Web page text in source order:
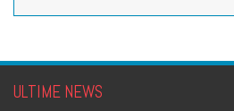
ULTIME NEWS